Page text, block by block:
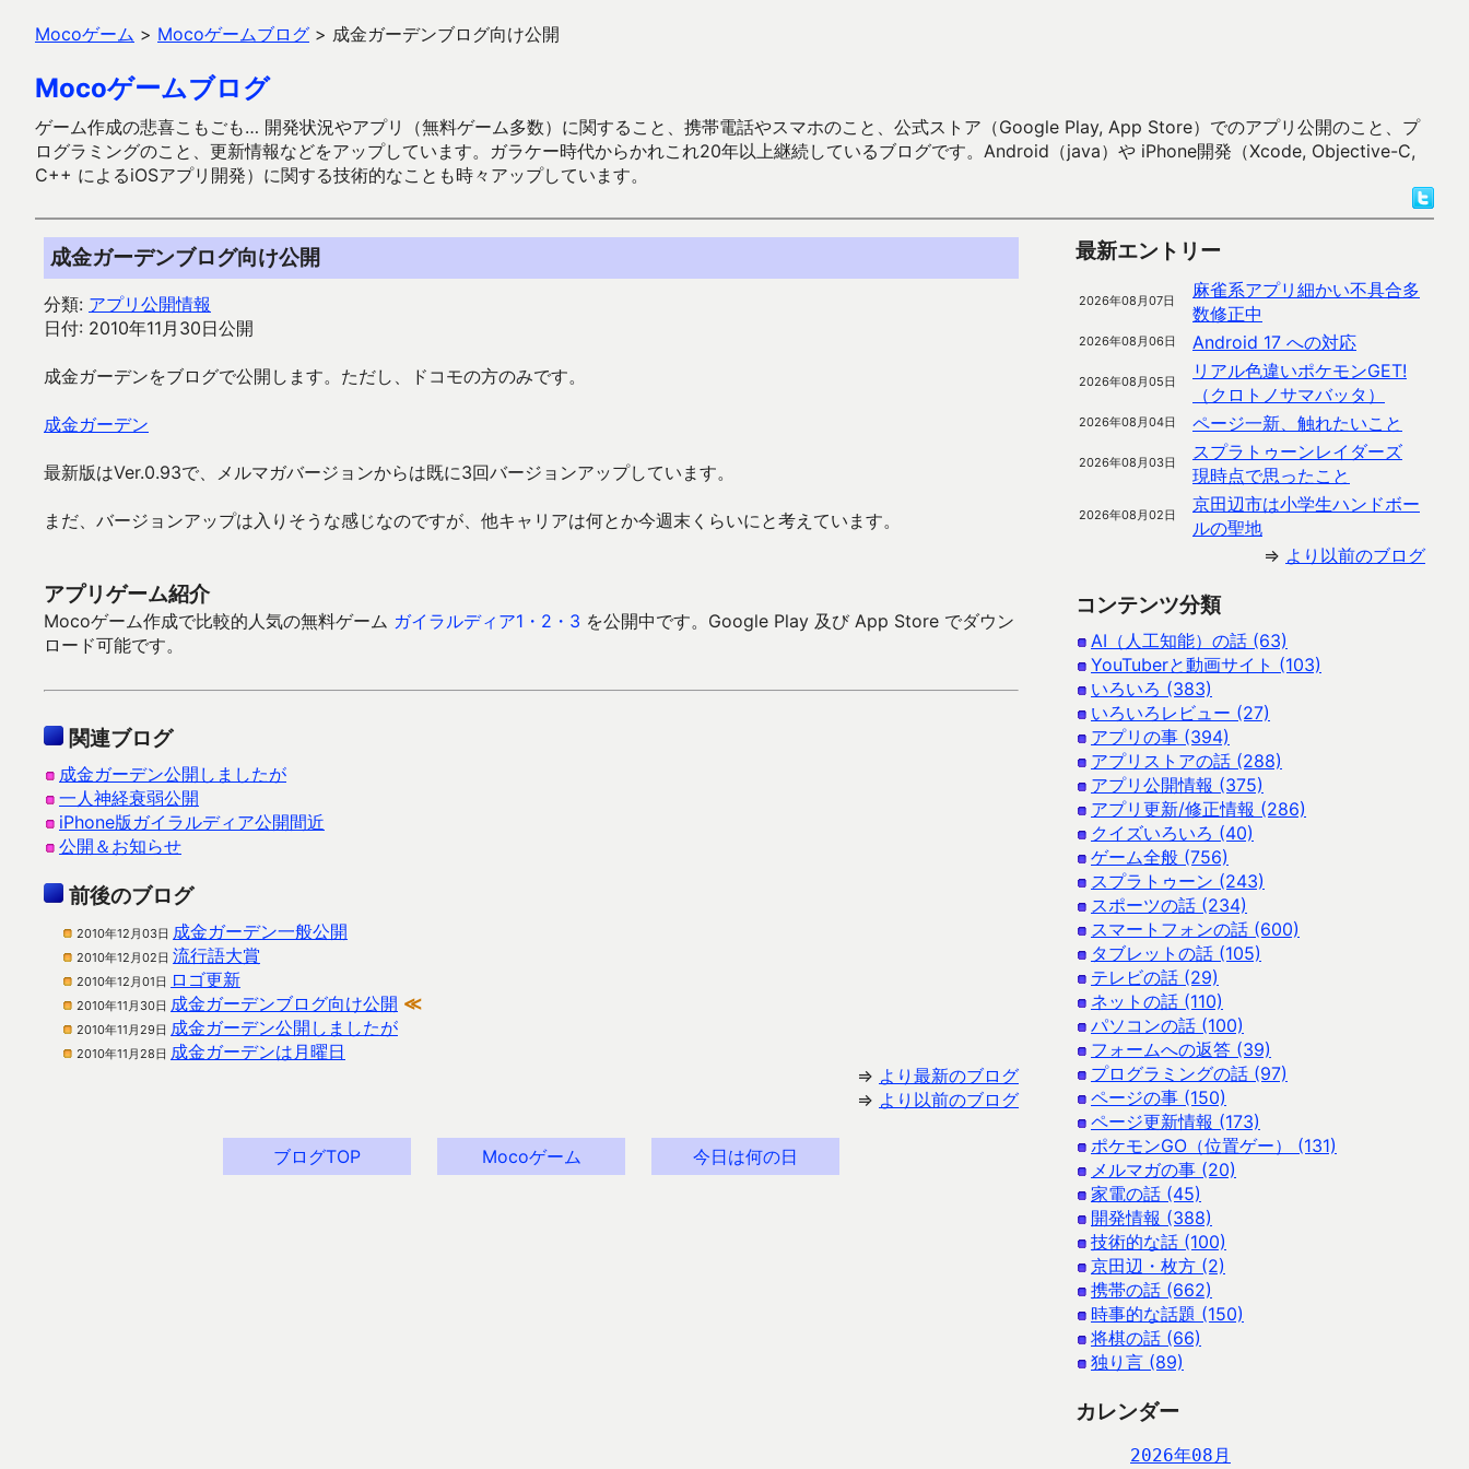
Mocoゲーム > Mocoゲームブログ > 成金ガーデンブログ向け公開
Mocoゲームブログ
ゲーム作成の悲喜こもごも… 開発状況やアプリ（無料ゲーム多数）に関すること、携帯電話やスマホのこと、公式ストア（Google Play, App Store）でのアプリ公開のこと、プ
ログラミングのこと、更新情報などをアップしています。ガラケー時代からかれこれ20年以上継続しているブログです。Android（java）や iPhone開発（Xcode, Objective-C,
C++ によるiOSアプリ開発）に関する技術的なことも時々アップしています。
成金ガーデンブログ向け公開
分類: アプリ公開情報
日付: 2010年11月30日公開
成金ガーデンをブログで公開します。ただし、ドコモの方のみです。
成金ガーデン
最新版はVer.0.93で、メルマガバージョンからは既に3回バージョンアップしています。
まだ、バージョンアップは入りそうな感じなのですが、他キャリアは何とか今週末くらいにと考えています。
アプリゲーム紹介
Mocoゲーム作成で比較的人気の無料ゲーム ガイラルディア1・2・3 を公開中です。Google Play 及び App Store でダウン
ロード可能です。
関連ブログ
成金ガーデン公開しましたが
一人神経衰弱公開
iPhone版ガイラルディア公開間近
公開＆お知らせ
前後のブログ
2010年12月03日 成金ガーデン一般公開
2010年12月02日 流行語大賞
2010年12月01日 ロゴ更新
2010年11月30日 成金ガーデンブログ向け公開 ≪
2010年11月29日 成金ガーデン公開しましたが
2010年11月28日 成金ガーデンは月曜日
⇒ より最新のブログ
⇒ より以前のブログ
ブログTOP Mocoゲーム 今日は何の日
最新エントリー
2026年08月07日
麻雀系アプリ細かい不具合多
数修正中
2026年08月06日 Android 17 への対応
2026年08月05日
リアル色違いポケモンGET!
（クロトノサマバッタ）
2026年08月04日 ページ一新、触れたいこと
2026年08月03日
スプラトゥーンレイダーズ
現時点で思ったこと
2026年08月02日
京田辺市は小学生ハンドボー
ルの聖地
⇒ より以前のブログ
コンテンツ分類
AI（人工知能）の話 (63)
YouTuberと動画サイト (103)
いろいろ (383)
いろいろレビュー (27)
アプリの事 (394)
アプリストアの話 (288)
アプリ公開情報 (375)
アプリ更新/修正情報 (286)
クイズいろいろ (40)
ゲーム全般 (756)
スプラトゥーン (243)
スポーツの話 (234)
スマートフォンの話 (600)
タブレットの話 (105)
テレビの話 (29)
ネットの話 (110)
パソコンの話 (100)
フォームへの返答 (39)
プログラミングの話 (97)
ページの事 (150)
ページ更新情報 (173)
ポケモンGO（位置ゲー） (131)
メルマガの事 (20)
家電の話 (45)
開発情報 (388)
技術的な話 (100)
京田辺・枚方 (2)
携帯の話 (662)
時事的な話題 (150)
将棋の話 (66)
独り言 (89)
カレンダー
2026年08月